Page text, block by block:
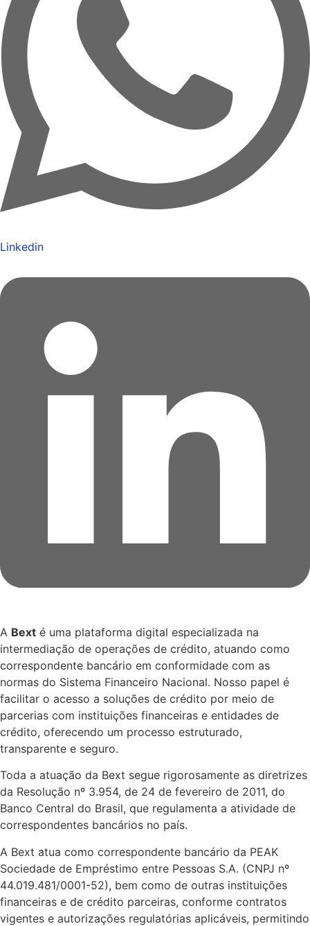
Linkedin
A Bext é uma plataforma digital especializada na
intermediação de operações de crédito, atuando como
correspondente bancário em conformidade com as
normas do Sistema Financeiro Nacional. Nosso papel é
facilitar o acesso a soluções de crédito por meio de
parcerias com instituições financeiras e entidades de
crédito, oferecendo um processo estruturado,
transparente e seguro.
Toda a atuação da Bext segue rigorosamente as diretrizes
da Resolução nº 3.954, de 24 de fevereiro de 2011, do
Banco Central do Brasil, que regulamenta a atividade de
correspondentes bancários no país.
A Bext atua como correspondente bancário da PEAK
Sociedade de Empréstimo entre Pessoas S.A. (CNPJ nº
44.019.481/0001-52), bem como de outras instituições
financeiras e de crédito parceiras, conforme contratos
vigentes e autorizações regulatórias aplicáveis, permitindo